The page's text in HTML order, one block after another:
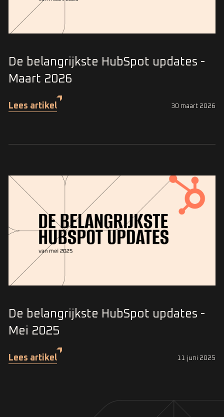
De belangrijkste HubSpot updates -
Maart 2026
Lees artikel 30 maart 2026
De belangrijkste HubSpot updates -
Mei 2025
Lees artikel 11 juni 2025